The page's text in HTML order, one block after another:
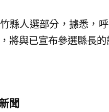
縣人選部分，據悉，
將與已宣布參選縣長的
聞